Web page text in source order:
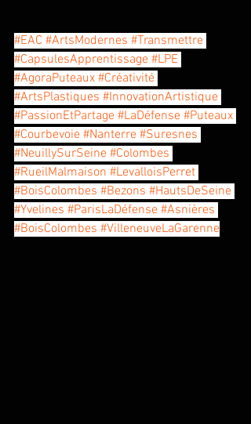
#EAC #ArtsModernes #Transmettre
#CapsulesApprentissage #LPE
#AgoraPuteaux #Créativité
#ArtsPlastiques #InnovationArtistique
#PassionEtPartage #LaDéfense #Puteaux
#Courbevoie #Nanterre #Suresnes
#NeuillySurSeine #Colombes
#RueilMalmaison #LevalloisPerret
#BoisColombes #Bezons #HautsDeSeine
#Yvelines #ParisLaDéfense #Asnières
#BoisColombes #VilleneuveLaGarenne